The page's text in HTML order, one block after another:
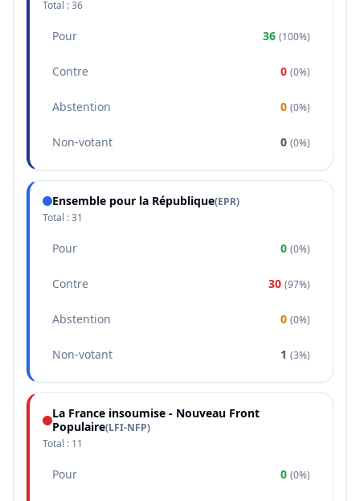
Total :36
Pour 36 (100%)
Contre 0 (0%)
Abstention 0 (0%)
Non-votant 0 (0%)
Ensemble pour la République(EPR)
Total :31
Pour 0 (0%)
Contre 30 (97%)
Abstention 0 (0%)
Non-votant 1 (3%)
La France insoumise - Nouveau Front
Populaire(LFI-NFP)
Total : 11
Pour 0 (0%)